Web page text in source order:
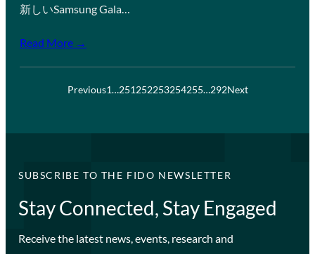
新しいSamsung Gala…
Read More →
Previous1…251252253254255…292Next
SUBSCRIBE TO THE FIDO NEWSLETTER
Stay Connected, Stay Engaged
Receive the latest news, events, research and